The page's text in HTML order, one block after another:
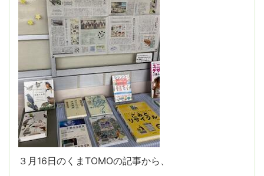
３月16日のくまTOMOの記事から、